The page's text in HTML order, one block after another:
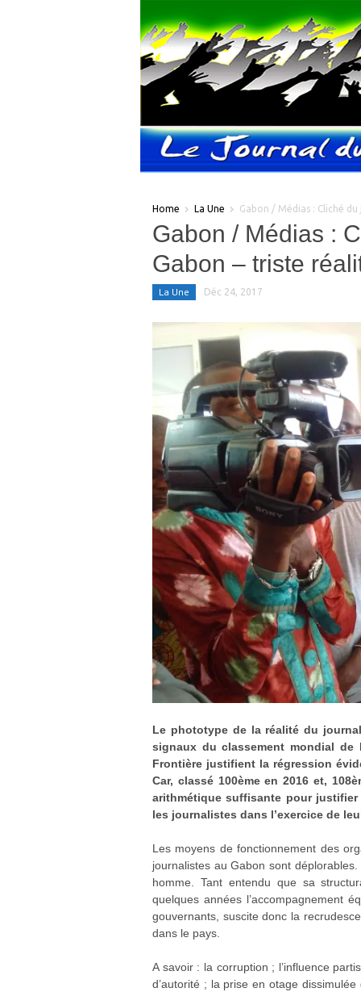
Home La Une Gabon / Médias : Cliché
Gabon / Médias :
Gabon – triste
La Une Déc 24, 2017
Le phototype de la réalité du
signaux du classement mondial de
Frontière justifient la régression
Car, classé 100ème en 2016 et,
arithmétique suffisante pour
les journalistes dans l’exercice de
Les moyens de fonctionnement des
journalistes au Gabon sont
homme. Tant entendu que sa
quelques années l’accompagnement
gouvernants, suscite donc la
dans le pays.
A savoir : la corruption ; l’influence
d’autorité ; la prise en otage